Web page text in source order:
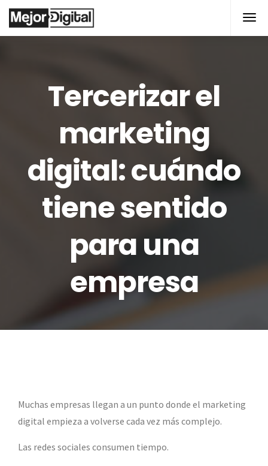
Tercerizar el
marketing
digital: cuándo
tiene sentido
para una
empresa
Muchas empresas llegan a un punto donde el marketing
digital empieza a volverse cada vez más complejo.
Las redes sociales consumen tiempo.